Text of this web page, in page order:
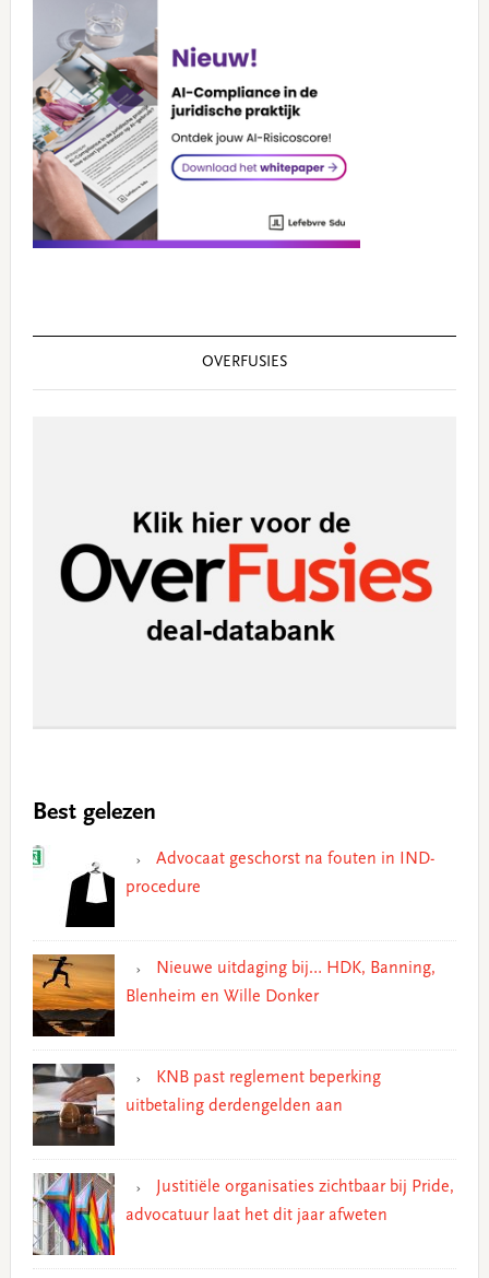
OVERFUSIES
Best gelezen
Advocaat geschorst na fouten in IND-
procedure
Nieuwe uitdaging bij… HDK, Banning,
Blenheim en Wille Donker
KNB past reglement beperking
uitbetaling derdengelden aan
Justitiële organisaties zichtbaar bij Pride,
advocatuur laat het dit jaar afweten